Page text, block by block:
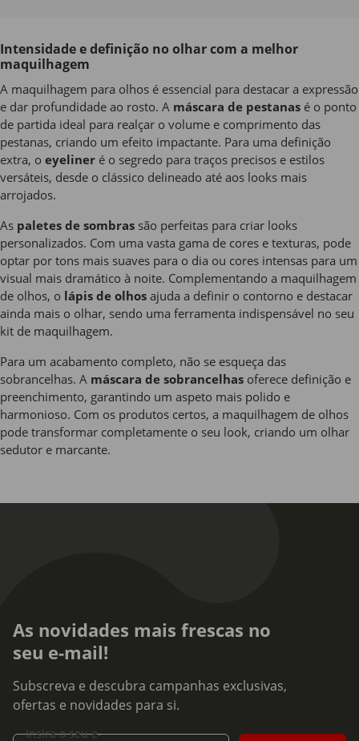
Intensidade e definição no olhar com a melhor
maquilhagem
A maquilhagem para olhos é essencial para destacar a expressão
e dar profundidade ao rosto. A máscara de pestanas é o ponto
de partida ideal para realçar o volume e comprimento das
pestanas, criando um efeito impactante. Para uma definição
extra, o eyeliner é o segredo para traços precisos e estilos
versáteis, desde o clássico delineado até aos looks mais
arrojados.
As paletes de sombras são perfeitas para criar looks
personalizados. Com uma vasta gama de cores e texturas, pode
optar por tons mais suaves para o dia ou cores intensas para um
visual mais dramático à noite. Complementando a maquilhagem
de olhos, o lápis de olhos ajuda a definir o contorno e destacar
ainda mais o olhar, sendo uma ferramenta indispensável no seu
kit de maquilhagem.
Para um acabamento completo, não se esqueça das
sobrancelhas. A máscara de sobrancelhas oferece definição e
preenchimento, garantindo um aspeto mais polido e
harmonioso. Com os produtos certos, a maquilhagem de olhos
pode transformar completamente o seu look, criando um olhar
sedutor e marcante.
As novidades mais frescas no
seu e-mail!
Subscreva e descubra campanhas exclusivas,
ofertas e novidades para si.
Insira o seu e-